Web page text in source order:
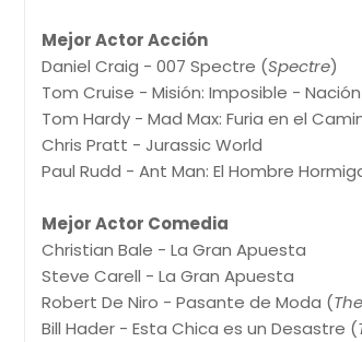
Mejor Actor Acción
Daniel Craig - 007 Spectre (Spectre)
Tom Cruise - Misión: Imposible -
Tom Hardy - Mad Max: Furia en el
Chris Pratt - Jurassic World
Paul Rudd - Ant Man: El Hombre
Mejor Actor Comedia
Christian Bale - La Gran Apuesta
Steve Carell - La Gran Apuesta
Robert De Niro - Pasante de Moda (
Bill Hader - Esta Chica es un Desastre (